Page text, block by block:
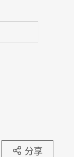
分享